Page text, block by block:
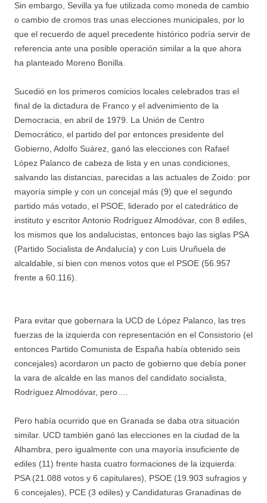
Sin embargo, Sevilla ya fue utilizada como moneda de cambio
o cambio de cromos tras unas elecciones municipales, por lo
que el recuerdo de aquel precedente histórico podría servir de
referencia ante una posible operación similar a la que ahora
ha planteado Moreno Bonilla.
Sucedió en los primeros comicios locales celebrados tras el
final de la dictadura de Franco y el advenimiento de la
Democracia, en abril de 1979. La Unión de Centro
Democrático, el partido del por entonces presidente del
Gobierno, Adolfo Suárez, ganó las elecciones con Rafael
López Palanco de cabeza de lista y en unas condiciones,
salvando las distancias, parecidas a las actuales de Zoido: por
mayoría simple y con un concejal más (9) que el segundo
partido más votado, el PSOE, liderado por el catedrático de
instituto y escritor Antonio Rodríguez Almodóvar, con 8 ediles,
los mismos que los andalucistas, entonces bajo las siglas PSA
(Partido Socialista de Andalucía) y con Luis Uruñuela de
alcaldable, si bien con menos votos que el PSOE (56.957
frente a 60.116).
Para evitar que gobernara la UCD de López Palanco, las tres
fuerzas de la izquierda con representación en el Consistorio (el
entonces Partido Comunista de España había obtenido seis
concejales) acordaron un pacto de gobierno que debía poner
la vara de alcalde en las manos del candidato socialista,
Rodríguez Almodóvar, pero….
Pero había ocurrido que en Granada se daba otra situación
similar. UCD también ganó las elecciones en la ciudad de la
Alhambra, pero igualmente con una mayoría insuficiente de
ediles (11) frente hasta cuatro formaciones de la izquierda:
PSA (21.088 votos y 6 capitulares), PSOE (19.903 sufragios y
6 concejales), PCE (3 ediles) y Candidaturas Granadinas de